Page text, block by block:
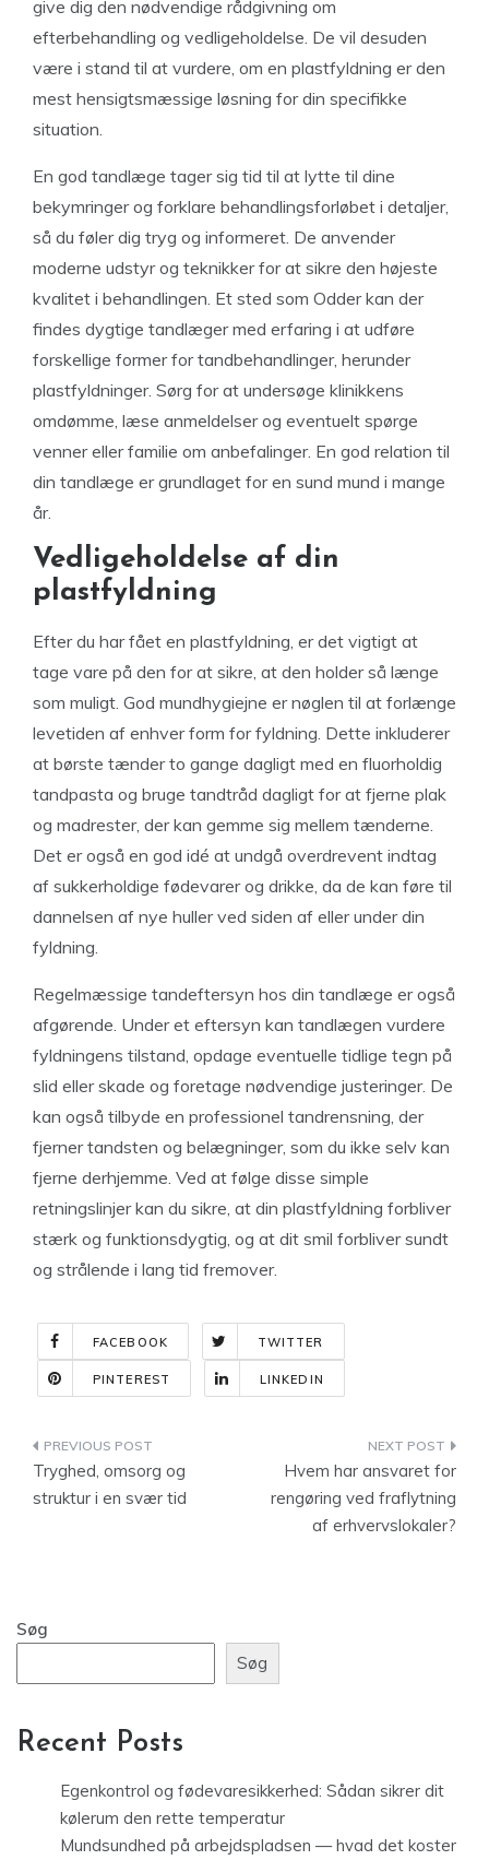
give dig den nødvendige rådgivning om
efterbehandling og vedligeholdelse. De vil desuden
være i stand til at vurdere, om en plastfyldning er den
mest hensigtsmæssige løsning for din specifikke
situation.
En god tandlæge tager sig tid til at lytte til dine
bekymringer og forklare behandlingsforløbet i detaljer,
så du føler dig tryg og informeret. De anvender
moderne udstyr og teknikker for at sikre den højeste
kvalitet i behandlingen. Et sted som Odder kan der
findes dygtige tandlæger med erfaring i at udføre
forskellige former for tandbehandlinger, herunder
plastfyldninger. Sørg for at undersøge klinikkens
omdømme, læse anmeldelser og eventuelt spørge
venner eller familie om anbefalinger. En god relation til
din tandlæge er grundlaget for en sund mund i mange
år.
Vedligeholdelse af din
plastfyldning
Efter du har fået en plastfyldning, er det vigtigt at
tage vare på den for at sikre, at den holder så længe
som muligt. God mundhygiejne er nøglen til at forlænge
levetiden af enhver form for fyldning. Dette inkluderer
at børste tænder to gange dagligt med en fluorholdig
tandpasta og bruge tandtråd dagligt for at fjerne plak
og madrester, der kan gemme sig mellem tænderne.
Det er også en god idé at undgå overdrevent indtag
af sukkerholdige fødevarer og drikke, da de kan føre til
dannelsen af nye huller ved siden af eller under din
fyldning.
Regelmæssige tandeftersyn hos din tandlæge er også
afgørende. Under et eftersyn kan tandlægen vurdere
fyldningens tilstand, opdage eventuelle tidlige tegn på
slid eller skade og foretage nødvendige justeringer. De
kan også tilbyde en professionel tandrensning, der
fjerner tandsten og belægninger, som du ikke selv kan
fjerne derhjemme. Ved at følge disse simple
retningslinjer kan du sikre, at din plastfyldning forbliver
stærk og funktionsdygtig, og at dit smil forbliver sundt
og strålende i lang tid fremover.
FACEBOOK TWITTER
PINTEREST LINKEDIN
Indlægsnavigation
Tryghed, omsorg og
struktur i en svær tid
Hvem har ansvaret for
rengøring ved fraflytning
af erhvervslokaler?
Søg
Søg
Recent Posts
Egenkontrol og fødevaresikkerhed: Sådan sikrer dit
kølerum den rette temperatur
Mundsundhed på arbejdspladsen — hvad det koster